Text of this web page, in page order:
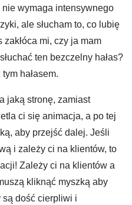
wymaga intensywnego
ale słucham to, co lubię
zakłóca mi, czy ja mam
ten bezczelny hałas?
hałasem.
jaką stronę, zamiast
ci się animacja, a po tej
aby przejść dalej. Jeśli
i zależy ci na klientów, to
Zależy ci na klientów a
kliknąć myszką aby
są dość cierpliwi i